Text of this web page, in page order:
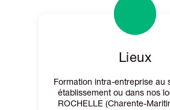
Lieux
Formation intra-entreprise au
établissement ou dans nos
ROCHELLE (Charente-